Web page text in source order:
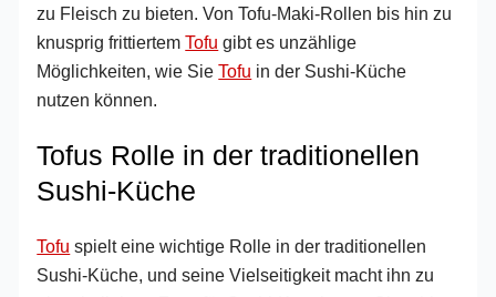
zu Fleisch zu bieten. Von Tofu-Maki-Rollen bis hin zu
knusprig frittiertemTofu gibt es unzählige
Möglichkeiten, wie SieTofu in der Sushi-Küche
nutzen können.
Tofus Rolle in der traditionellen
Sushi-Küche
Tofu spielt eine wichtige Rolle in der traditionellen
Sushi-Küche, und seine Vielseitigkeit macht ihn zu